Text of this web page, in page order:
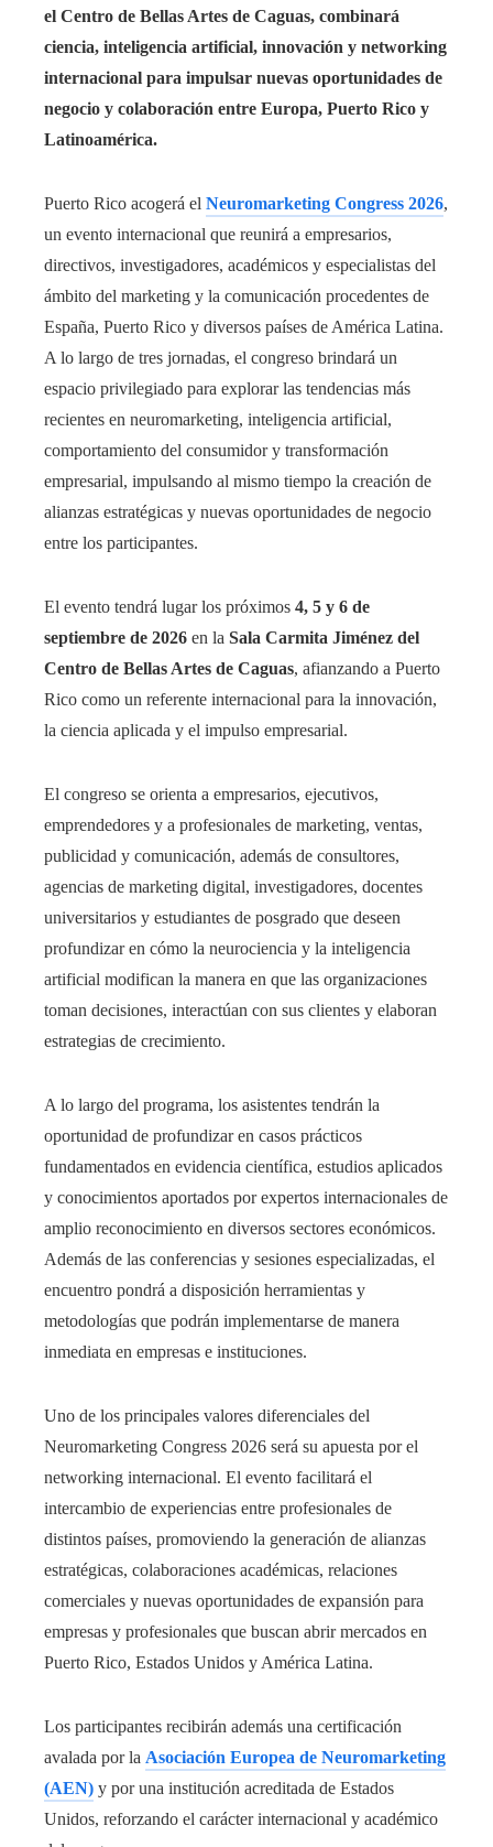
el Centro de Bellas Artes de Caguas, combinará
ciencia, inteligencia artificial, innovación y networking
internacional para impulsar nuevas oportunidades de
negocio y colaboración entre Europa, Puerto Rico y
Latinoamérica.
Puerto Rico acogerá el Neuromarketing Congress 2026,
un evento internacional que reunirá a empresarios,
directivos, investigadores, académicos y especialistas del
ámbito del marketing y la comunicación procedentes de
España, Puerto Rico y diversos países de América Latina.
A lo largo de tres jornadas, el congreso brindará un
espacio privilegiado para explorar las tendencias más
recientes en neuromarketing, inteligencia artificial,
comportamiento del consumidor y transformación
empresarial, impulsando al mismo tiempo la creación de
alianzas estratégicas y nuevas oportunidades de negocio
entre los participantes.
El evento tendrá lugar los próximos 4, 5 y 6 de
septiembre de 2026 en la Sala Carmita Jiménez del
Centro de Bellas Artes de Caguas, afianzando a Puerto
Rico como un referente internacional para la innovación,
la ciencia aplicada y el impulso empresarial.
El congreso se orienta a empresarios, ejecutivos,
emprendedores y a profesionales de marketing, ventas,
publicidad y comunicación, además de consultores,
agencias de marketing digital, investigadores, docentes
universitarios y estudiantes de posgrado que deseen
profundizar en cómo la neurociencia y la inteligencia
artificial modifican la manera en que las organizaciones
toman decisiones, interactúan con sus clientes y elaboran
estrategias de crecimiento.
A lo largo del programa, los asistentes tendrán la
oportunidad de profundizar en casos prácticos
fundamentados en evidencia científica, estudios aplicados
y conocimientos aportados por expertos internacionales de
amplio reconocimiento en diversos sectores económicos.
Además de las conferencias y sesiones especializadas, el
encuentro pondrá a disposición herramientas y
metodologías que podrán implementarse de manera
inmediata en empresas e instituciones.
Uno de los principales valores diferenciales del
Neuromarketing Congress 2026 será su apuesta por el
networking internacional. El evento facilitará el
intercambio de experiencias entre profesionales de
distintos países, promoviendo la generación de alianzas
estratégicas, colaboraciones académicas, relaciones
comerciales y nuevas oportunidades de expansión para
empresas y profesionales que buscan abrir mercados en
Puerto Rico, Estados Unidos y América Latina.
Los participantes recibirán además una certificación
avalada por la Asociación Europea de Neuromarketing
(AEN) y por una institución acreditada de Estados
Unidos, reforzando el carácter internacional y académico